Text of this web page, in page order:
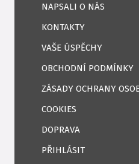
NAPSALI O NÁS
KONTAKTY
VAŠE ÚSPĚCHY
OBCHODNÍ PODMÍNKY
ZÁSADY OCHRANY
COOKIES
DOPRAVA
PŘIHLÁSIT